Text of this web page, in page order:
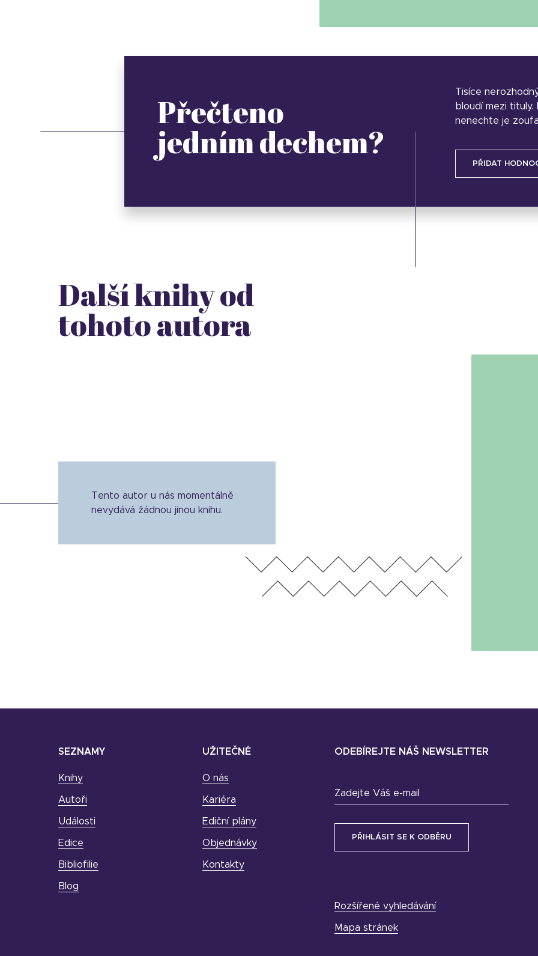
Přečteno
jedním dechem?
Tisíce
bloudí mezi
nenechte je
PŘIDAT
Další knihy od
tohoto autora
Tento autor u nás momentálně
nevydává žádnou jinou knihu.
SEZNAMY
Knihy
Autoři
Události
Edice
Bibliofilie
Blog
UŽITEČNÉ
O nás
Kariéra
Ediční plány
Objednávky
Kontakty
ODEBÍREJTE NÁŠ NEWSLETTER
Zadejte Váš e-mail
Rozšířené vyhledávání
Mapa stránek